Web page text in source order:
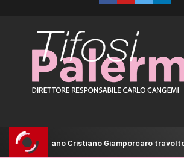
Giamporcaro travolto da un gommone